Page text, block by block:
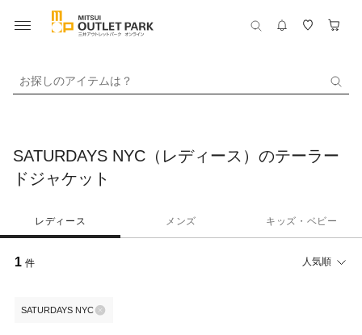
お探しのアイテムは？
SATURDAYS NYC（レディース）のテーラー
ドジャケット
レディース メンズ キッズ・ベビー
1 件 人気順
SATURDAYS NYC